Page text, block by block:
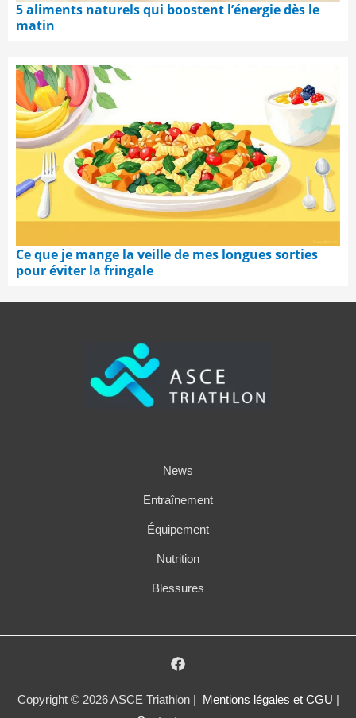
5 aliments naturels qui boostent l’énergie dès le
matin
Ce que je mange la veille de mes longues sorties
pour éviter la fringale
News
Entraînement
Équipement
Nutrition
Blessures
Copyright © 2026 ASCE Triathlon | Mentions légales et CGU